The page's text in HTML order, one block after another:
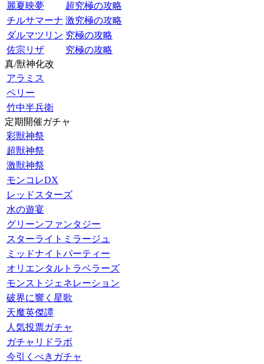
麗夏映夢
超究極の攻略
チルサマーナ 激究極の攻略
ダルマツリン 究極の攻略
佐宗リザ
究極の攻略
真/獣神化改
アラミス
ペリー
竹中半兵衛
定期開催ガチャ
彩獣神祭
超獣神祭
激獣神祭
モンコレDX
レッドスターズ
水の遊宴
グリーンファンタジー
スターライトミラージュ
ミッドナイトパーティー
オリエンタルトラベラーズ
モンストジェネレーション
破界に響く星歌
天魔英傑譚
人気投票ガチャ
ガチャリドラボ
今引くべきガチャ